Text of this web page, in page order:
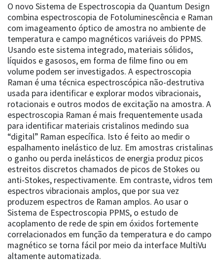
O novo Sistema de Espectroscopia da Quantum Design
combina espectroscopia de Fotoluminescência e Raman
com imageamento óptico de amostra no ambiente de
temperatura e campo magnéticos variáveis do PPMS.
Usando este sistema integrado, materiais sólidos,
líquidos e gasosos, em forma de filme fino ou em
volume podem ser investigados. A espectroscopia
Raman é uma técnica espectroscópica não-destrutiva
usada para identificar e explorar modos vibracionais,
rotacionais e outros modos de excitação na amostra. A
espectroscopia Raman é mais frequentemente usada
para identificar materiais cristalinos medindo sua
“digital” Raman específica. Isto é feito ao medir o
espalhamento inelástico de luz. Em amostras cristalinas
o ganho ou perda inelásticos de energia produz picos
estreitos discretos chamados de picos de Stokes ou
anti-Stokes, respectivamente. Em contraste, vidros tem
espectros vibracionais amplos, que por sua vez
produzem espectros de Raman amplos. Ao usar o
Sistema de Espectroscopia PPMS, o estudo de
acoplamento de rede de spin em óxidos fortemente
correlacionados em função da temperatura e do campo
magnético se torna fácil por meio da interface MultiVu
altamente automatizada.